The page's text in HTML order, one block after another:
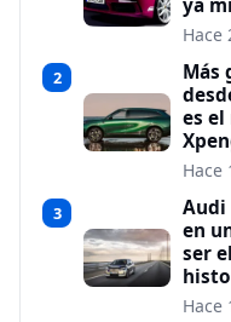
ya
Hace
2
Más
es el
Hace
3
Audi
en
ser
Hace